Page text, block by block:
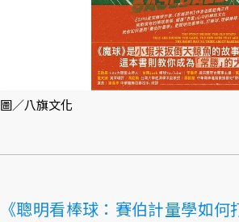
圖／八旗文化
《聰明看棒球：賽伯計量學如